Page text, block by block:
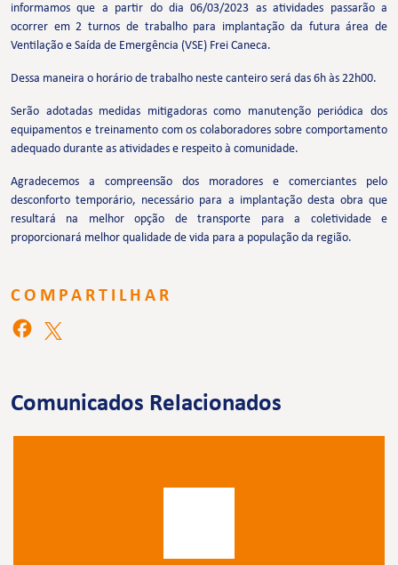
informamos que a partir do dia 06/03/2023 as atividades passarão a
ocorrer em 2 turnos de trabalho para implantação da futura área de
Ventilação e Saída de Emergência (VSE) Frei Caneca.
Dessa maneira o horário de trabalho neste canteiro será das 6h às 22h00.
Serão adotadas medidas mitigadoras como manutenção periódica dos
equipamentos e treinamento com os colaboradores sobre comportamento
adequado durante as atividades e respeito à comunidade.
Agradecemos a compreensão dos moradores e comerciantes pelo
desconforto temporário, necessário para a implantação desta obra que
resultará na melhor opção de transporte para a coletividade e
proporcionará melhor qualidade de vida para a população da região.
COMPARTILHAR
Comunicados Relacionados